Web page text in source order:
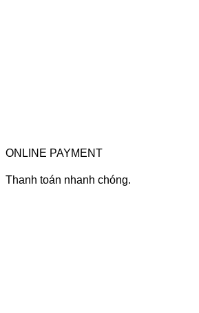
ONLINE PAYMENT
Thanh toán nhanh chóng.